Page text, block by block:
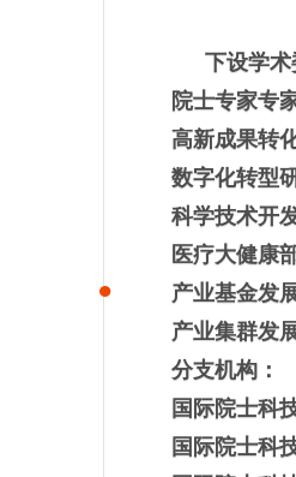
下设学
院士专家专
高新成果转
数字化转型
科学技术开
医疗大健康
产业基金发
产业集群发
分支机构：
国际院士科
国际院士科